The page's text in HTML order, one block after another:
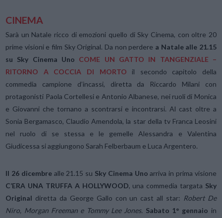
CINEMA
Sarà un Natale ricco di emozioni quello di Sky Cinema, con oltre 20
prime visioni e film Sky Original. Da non perdere a Natale alle 21.15
su Sky Cinema Uno COME UN GATTO IN TANGENZIALE –
RITORNO A COCCIA DI MORTO il secondo capitolo della
commedia campione d’incassi, diretta da Riccardo Milani con
protagonisti Paola Cortellesi e Antonio Albanese, nei ruoli di Monica
e Giovanni che tornano a scontrarsi e incontrarsi. Al cast oltre a
Sonia Bergamasco, Claudio Amendola, la star della tv Franca Leosini
nel ruolo di se stessa e le gemelle Alessandra e Valentina
Giudicessa si aggiungono Sarah Felberbaum e Luca Argentero.
Il 26 dicembre alle 21.15 su Sky Cinema Uno arriva in prima visione
C’ERA UNA TRUFFA A HOLLYWOOD, una commedia targata Sky
Original diretta da George Gallo con un cast all star: Robert De
Niro, Morgan Freeman e Tommy Lee Jones. Sabato 1° gennaio in